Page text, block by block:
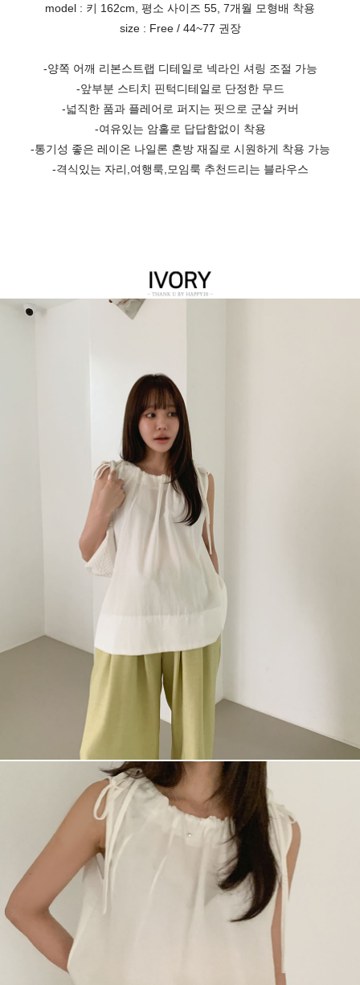
model : 키 162cm, 평소 사이즈 55, 7개월 모형배 착용
size : Free / 44~77 권장
-양쪽 어깨 리본스트랩 디테일로 넥라인 셔링 조절 가능
-앞부분 스티치 핀턱디테일로 단정한 무드
-넓직한 품과 플레어로 퍼지는 핏으로 군살 커버
-여유있는 암홀로 답답함없이 착용
-통기성 좋은 레이온 나일론 혼방 재질로 시원하게 착용 가능
-격식있는 자리,여행룩,모임룩 추천드리는 블라우스